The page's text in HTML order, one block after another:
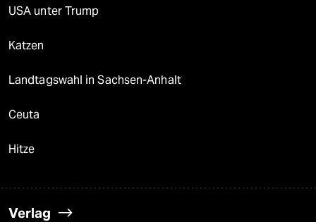
USA unter Trump
Katzen
Landtagswahl in Sachsen-Anhalt
Ceuta
Hitze
Verlag